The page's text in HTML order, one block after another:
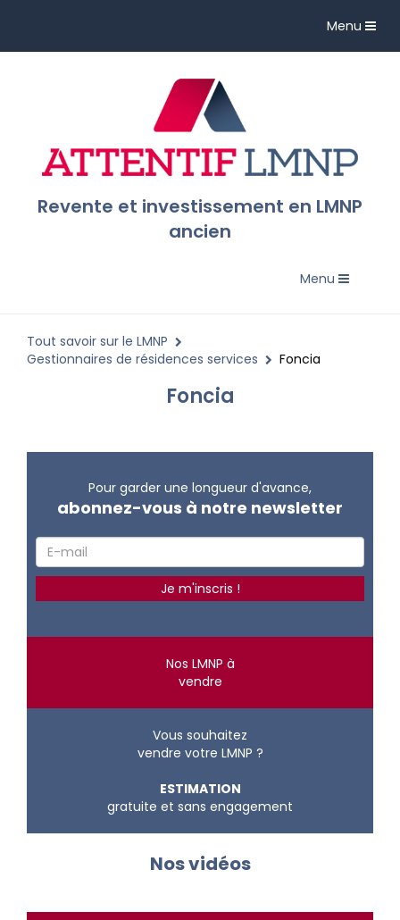
Toggle
Menu
Revente et investissement en LMNP
ancien
Toggle
Menu
Tout savoir sur le LMNP
Gestionnaires de résidences services
Foncia
Foncia
Pour garder une longueur d'avance,
abonnez-vous à notre newsletter
Nos LMNP à
vendre
Vous souhaitez
vendre votre LMNP ?
ESTIMATION
gratuite et sans engagement
Nos vidéos